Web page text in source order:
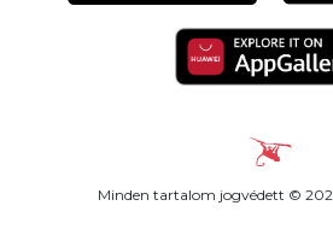
Minden tartalom jogvédett ©